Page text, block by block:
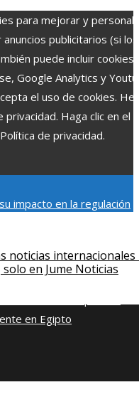
para mejorar y
publicitarios (si los
puede incluir cookies
Google Analytics y
el uso de cookies.
Haga clic en el
de privacidad.
impacto en la regulación
que ampliaron
en la ciencia y
sostenible basados en
en Egipto
noticias internacionales
en Jume Noticias